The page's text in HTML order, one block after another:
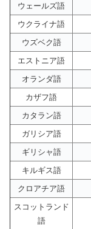
ウェールズ語
ウクライナ語
ウズベク語
エストニア語
オランダ語
カザフ語
カタラン語
ガリシア語
ギリシャ語
キルギス語
クロアチア語
スコットランド
語